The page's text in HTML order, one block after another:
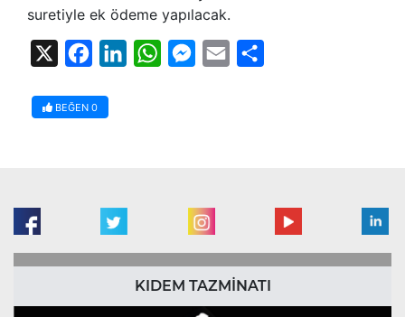
suretiyle ek ödeme yapılacak.
FacebookLinkedInWhatsAppMessenger
Email
BEĞEN 0
KIDEM TAZMİNATI